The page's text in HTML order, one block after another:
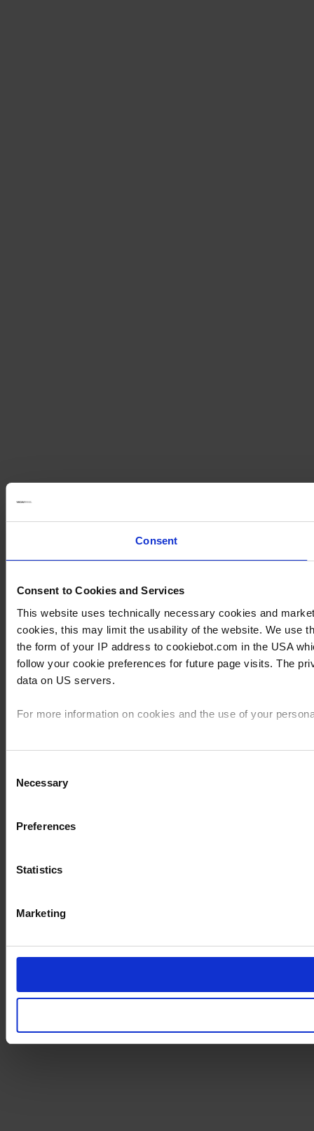
Consent
Consent to Cookies and Services
This website uses technically necessary cookies and
cookies, this may limit the usability of the website. We use
the form of your IP address to cookiebot.com in the USA
follow your cookie preferences for future page visits. The
data on US servers.
For more information on cookies and the use of your
Selection
Necessary
Preferences
Statistics
Marketing